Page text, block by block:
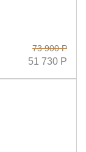
73 900 Р
51 730 Р